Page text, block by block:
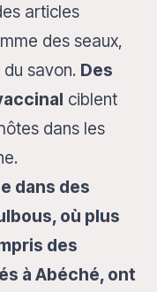
articles
des seaux,
savon. Des
ciblent
dans les
dans des
où plus
des
à Abéché, ont